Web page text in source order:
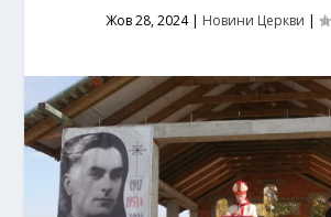
Жов 28, 2024| Новини Церкви |